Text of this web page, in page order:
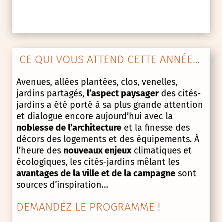
CE QUI VOUS ATTEND CETTE ANNÉE…
Avenues, allées plantées, clos, venelles,
jardins partagés, l’aspect paysagerdes cités-
jardins a été porté à sa plus grande attention
et dialogue encore aujourd’hui avec la
noblesse de l’architectureet la finesse des
décors des logements et des équipements. À
l’heure des nouveaux enjeuxclimatiques et
écologiques, les cités-jardins mêlant les
avantages de la ville et de la campagnesont
sources d’inspiration…
DEMANDEZ LE PROGRAMME !